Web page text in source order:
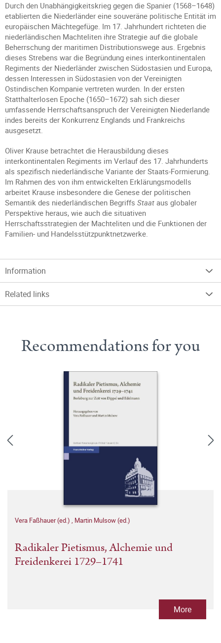
Durch den Unabhängigkeitskrieg gegen die Spanier (1568–1648)
etablierten die Niederländer eine souveräne politische Entität im
europäischen Mächtegefüge. Im 17. Jahrhundert richteten die
niederländischen Machteliten ihre Strategie auf die globale
Beherrschung der maritimen Distributionswege aus. Ergebnis
dieses Strebens war die Begründung eines interkontinentalen
Regiments der Niederländer zwischen Südostasien und Europa,
dessen Interessen in Südostasien von der Vereinigten
Ostindischen Kompanie vertreten wurden. In der ersten
Statthalterlosen Epoche (1650–1672) sah sich dieser
umfassende Herrschaftsanspruch der Vereinigten Niederlande
indes bereits der Konkurrenz Englands und Frankreichs
ausgesetzt.
Oliver Krause betrachtet die Herausbildung dieses
interkontinentalen Regiments im Verlauf des 17. Jahrhunderts
als spezifisch niederländische Variante der Staats-Formierung.
Im Rahmen des von ihm entwickelten Erklärungsmodells
arbeitet Krause insbesondere die Genese der politischen
Semantik des niederländischen Begriffs Staat aus globaler
Perspektive heraus, wie auch die situativen
Herrschaftsstrategien der Machteliten und die Funktionen der
Familien- und Handelsstützpunktnetzwerke.
Information
Related links
Recommendations for you
Vera Faßhauer (ed.) , Martin Mulsow (ed.)
Radikaler Pietismus, Alchemie und
Freidenkerei 1729–1741
More